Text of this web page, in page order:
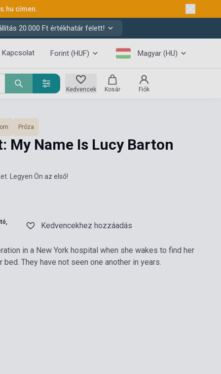
címen.
20.000 Ft értékhatár felett!
Kapcsolat Forint (HUF) Magyar (HU)
Kedvencek Kosár Fiók
Próza
My Name Is Lucy Barton
Legyen Ön az első!
Kedvencekhez hozzáadás
in a New York hospital when she wakes to find her
They have not seen one another in years.